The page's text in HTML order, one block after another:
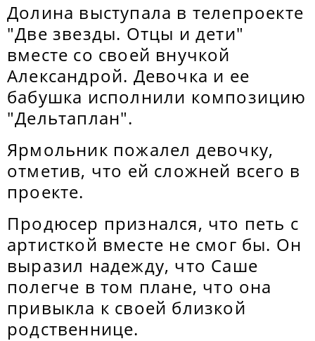
Долина выступала в телепроекте
"Две звезды. Отцы и дети"
вместе со своей внучкой
Александрой. Девочка и ее
бабушка исполнили композицию
"Дельтаплан".
Ярмольник пожалел девочку,
отметив, что ей сложней всего в
проекте.
Продюсер признался, что петь с
артисткой вместе не смог бы. Он
выразил надежду, что Саше
полегче в том плане, что она
привыкла к своей близкой
родственнице.